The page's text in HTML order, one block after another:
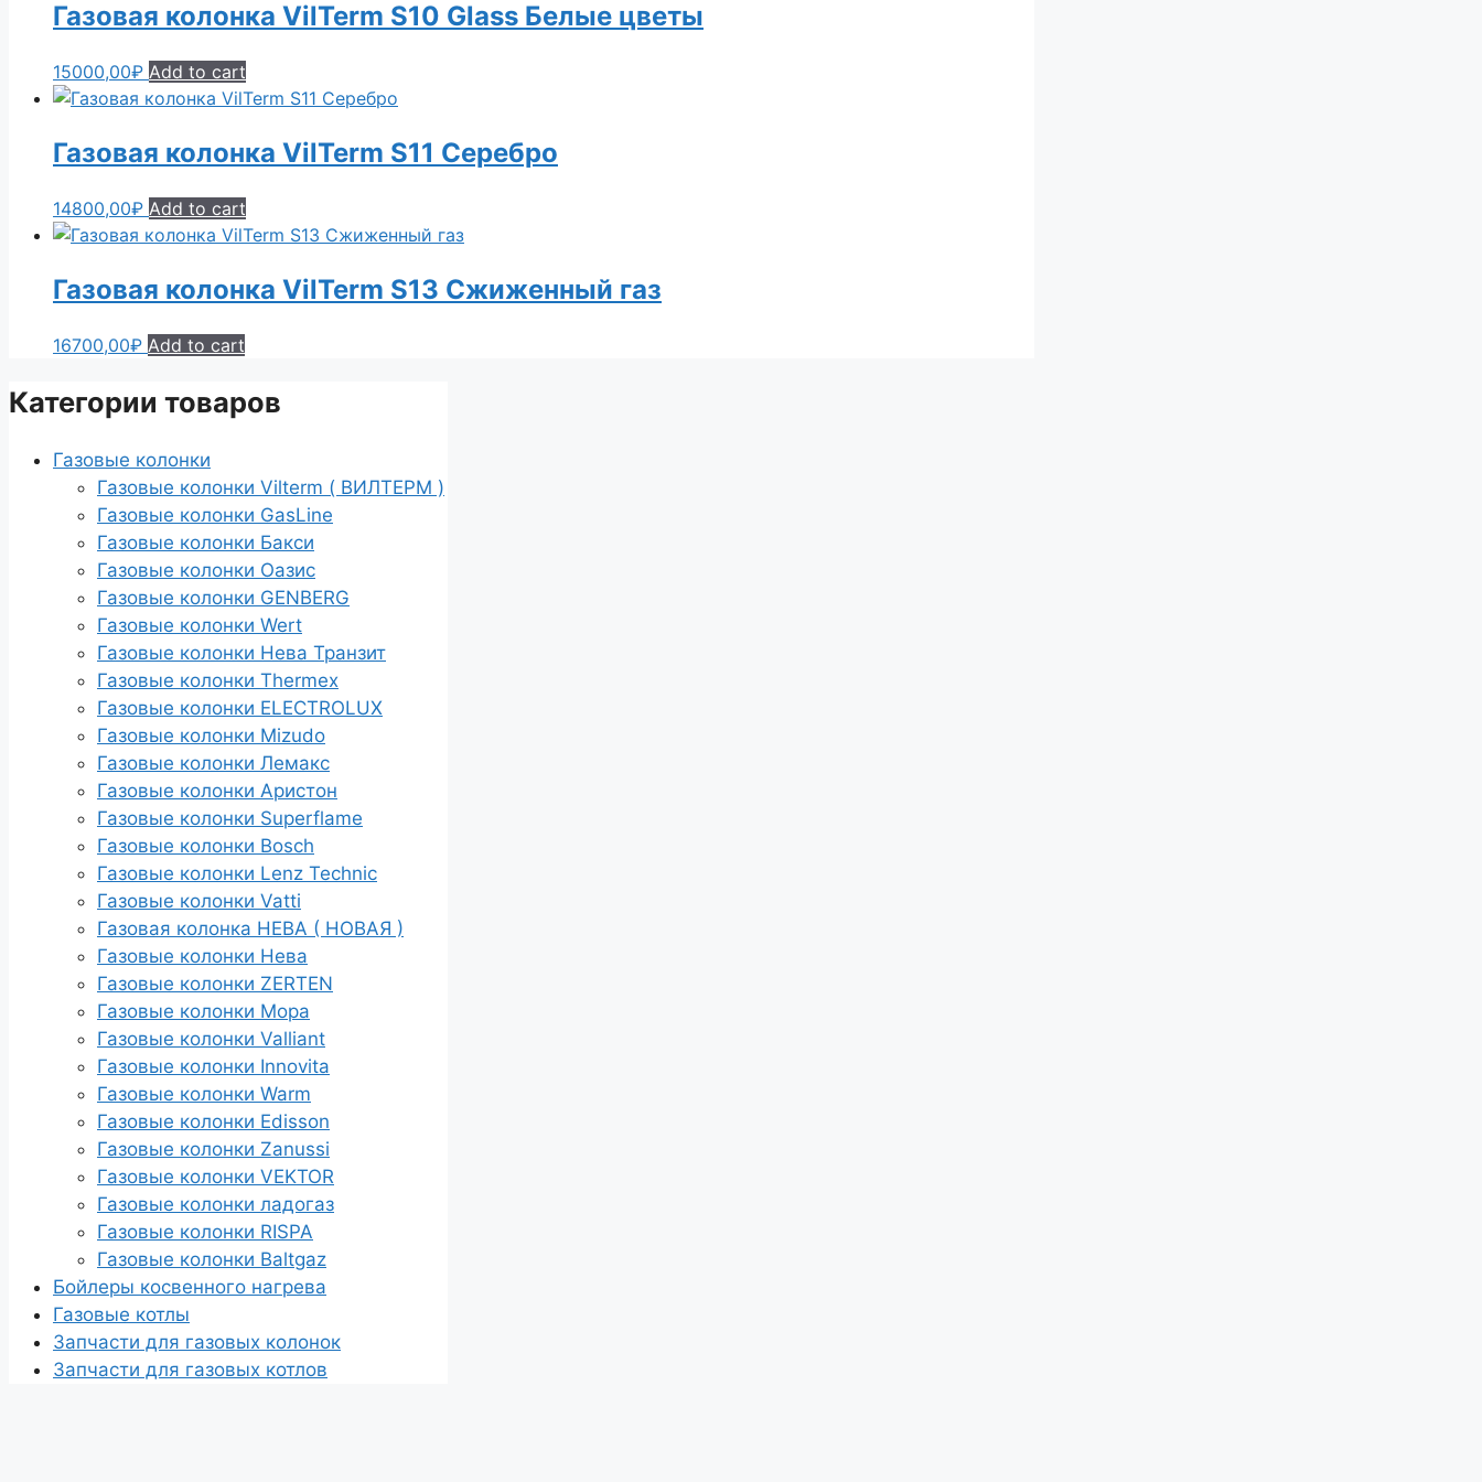
Газовая колонка VilTerm S10 Glass Белые цветы
15000,00₽ Add to cart
Газовая колонка VilTerm S11 Серебро
14800,00₽ Add to cart
Газовая колонка VilTerm S13 Сжиженный газ
16700,00₽ Add to cart
Категории товаров
Газовые колонки
Газовые колонки Vilterm ( ВИЛТЕРМ )
Газовые колонки GasLine
Газовые колонки Бакси
Газовые колонки Оазис
Газовые колонки GENBERG
Газовые колонки Wert
Газовые колонки Нева Транзит
Газовые колонки Thermex
Газовые колонки ELECTROLUX
Газовые колонки Mizudo
Газовые колонки Лемакс
Газовые колонки Аристон
Газовые колонки Superflame
Газовые колонки Bosch
Газовые колонки Lenz Technic
Газовые колонки Vatti
Газовая колонка НЕВА ( НОВАЯ )
Газовые колонки Нева
Газовые колонки ZERTEN
Газовые колонки Мора
Газовые колонки Valliant
Газовые колонки Innovita
Газовые колонки Warm
Газовые колонки Edisson
Газовые колонки Zanussi
Газовые колонки VEKTOR
Газовые колонки ладогаз
Газовые колонки RISPA
Газовые колонки Baltgaz
Бойлеры косвенного нагрева
Газовые котлы
Запчасти для газовых колонок
Запчасти для газовых котлов